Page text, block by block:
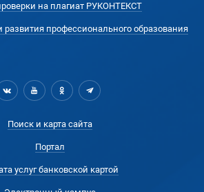
на плагиат РУКОНТЕКСТ
развития профессионального образования
Поиск и карта сайта
Портал
услуг банковской картой